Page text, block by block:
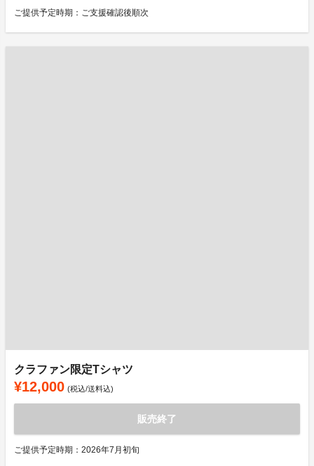
ご提供予定時期：ご支援確認後順次
クラファン限定Tシャツ
¥12,000 (税込/送料込)
販売終了
ご提供予定時期：2026年7月初旬